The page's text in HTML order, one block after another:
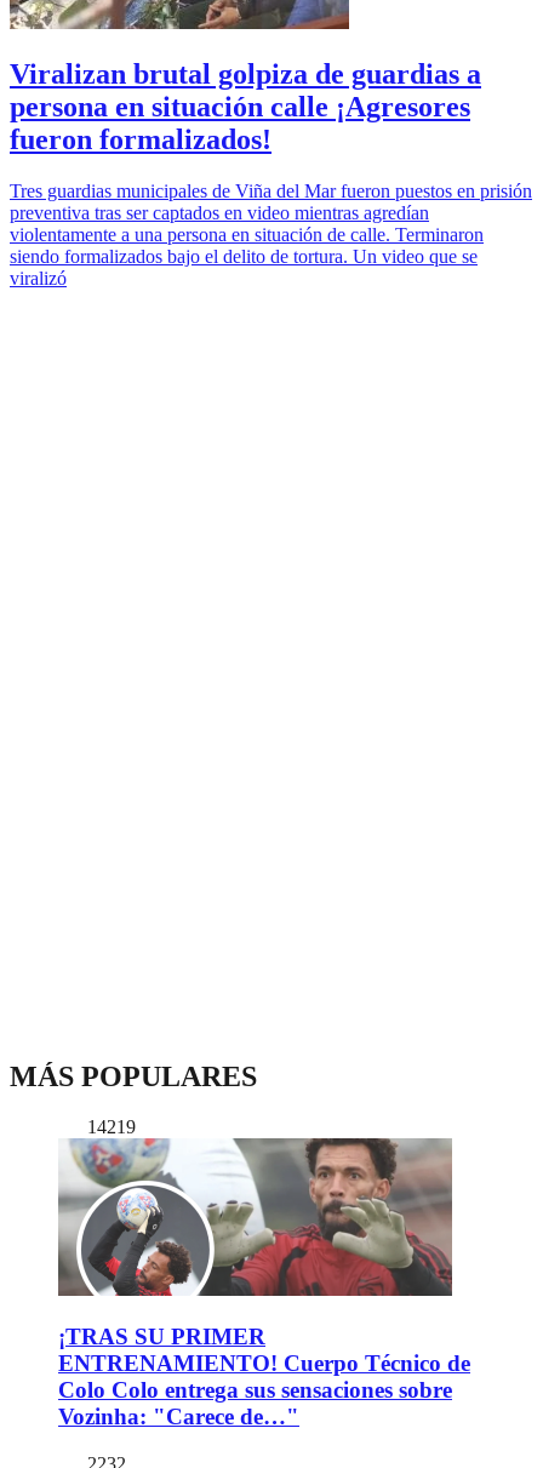
Viralizan brutal golpiza de guardias a
persona en situación calle ¡Agresores
fueron formalizados!
Tres guardias municipales de Viña del Mar fueron puestos en prisión
preventiva tras ser captados en video mientras agredían
violentamente a una persona en situación de calle. Terminaron
siendo formalizados bajo el delito de tortura. Un video que se
viralizó
MÁS POPULARES
14219
¡TRAS SU PRIMER
ENTRENAMIENTO! Cuerpo Técnico de
Colo Colo entrega sus sensaciones sobre
Vozinha: "Carece de…"
2232